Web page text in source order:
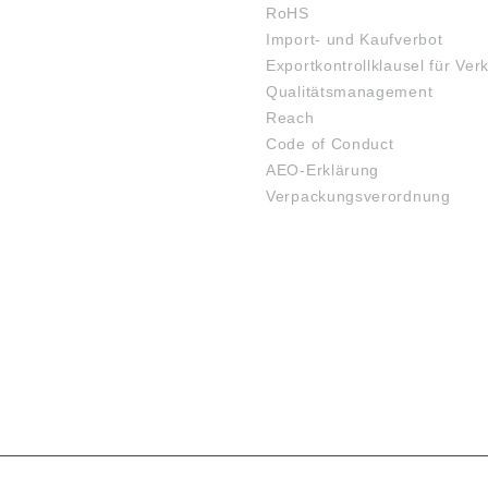
RoHS
Import- und Kaufverbot
Exportkontrollklausel für
Qualitätsmanagement
Reach
Code of Conduct
AEO-Erklärung
Verpackungsverordnung